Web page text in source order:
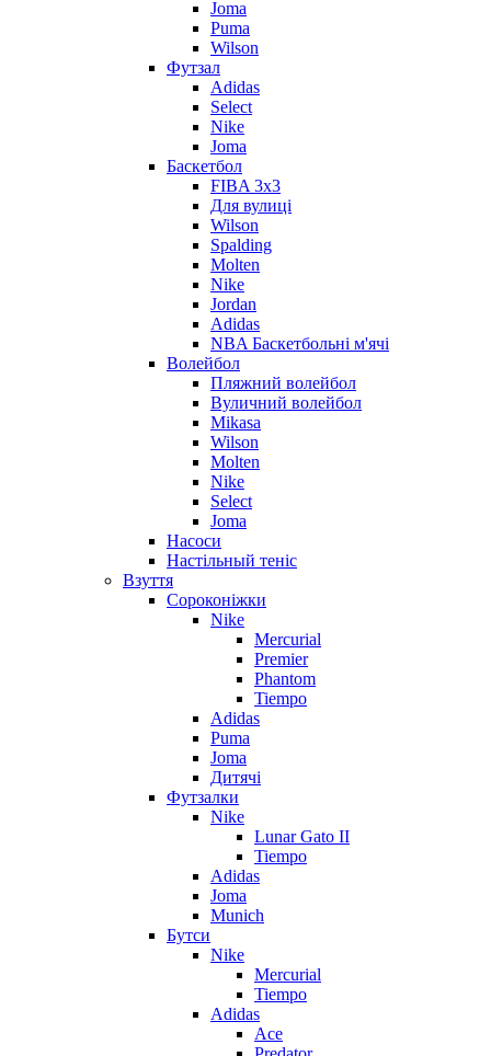
Joma
Puma
Wilson
Футзал
Adidas
Select
Nike
Joma
Баскетбол
FIBA 3x3
Для вулиці
Wilson
Spalding
Molten
Nike
Jordan
Adidas
NBA Баскетбольні м'ячі
Волейбол
Пляжний волейбол
Вуличний волейбол
Mikasa
Wilson
Molten
Nike
Select
Joma
Насоси
Настільный теніс
Взуття
Сороконіжки
Nike
Mercurial
Premier
Phantom
Tiempo
Adidas
Puma
Joma
Дитячі
Футзалки
Nike
Lunar Gato II
Tiempo
Adidas
Joma
Munich
Бутси
Nike
Mercurial
Tiempo
Adidas
Ace